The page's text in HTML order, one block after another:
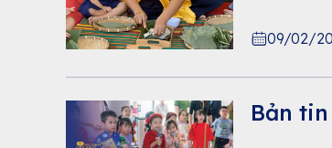
09/02/
Bản